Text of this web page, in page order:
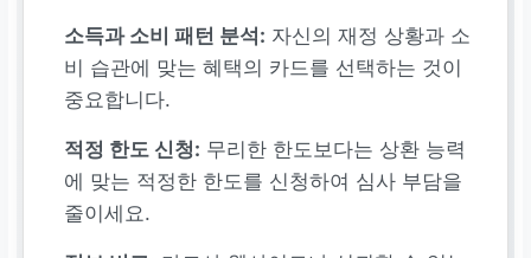
소득과 소비 패턴 분석: 자신의 재정 상황과 소
비 습관에 맞는 혜택의 카드를 선택하는 것이
중요합니다.
적정 한도 신청: 무리한 한도보다는 상환 능력
에 맞는 적정한 한도를 신청하여 심사 부담을
줄이세요.